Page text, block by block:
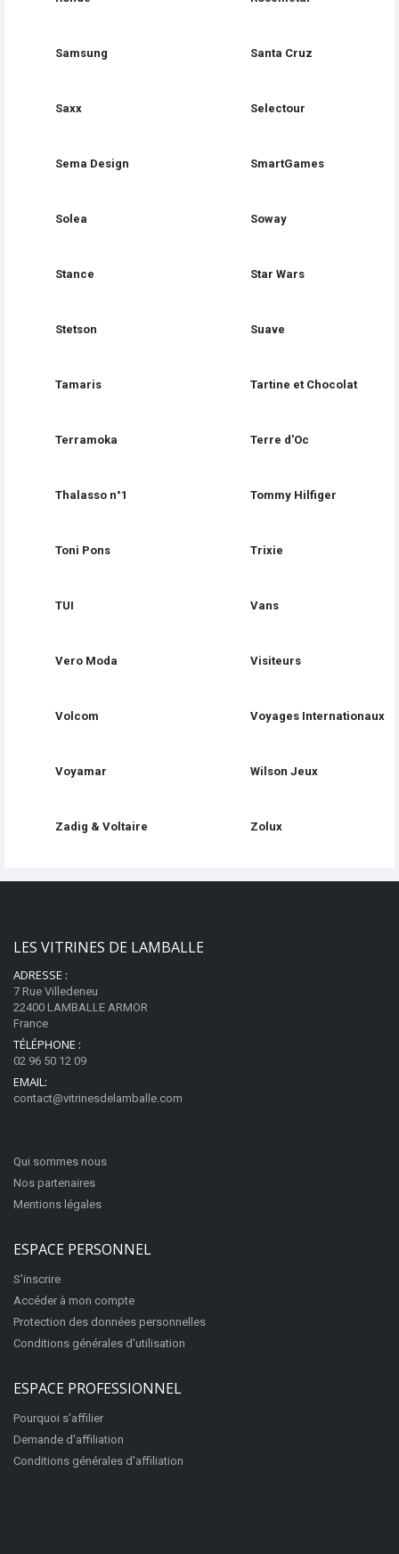
Samsung Santa Cruz
Saxx Selectour
Sema Design SmartGames
Solea Soway
Stance Star Wars
Stetson Suave
Tamaris Tartine et Chocolat
Terramoka Terre d'Oc
Thalasso n°1 Tommy Hilfiger
Toni Pons Trixie
TUI Vans
Vero Moda Visiteurs
Volcom Voyages Internationaux
Voyamar Wilson Jeux
Zadig & Voltaire Zolux
LES VITRINES DE LAMBALLE
ADRESSE :
7 Rue Villedeneu
22400 LAMBALLE ARMOR
France
TÉLÉPHONE :
02 96 50 12 09
EMAIL:
contact@vitrinesdelamballe.com
Qui sommes nous
Nos partenaires
Mentions légales
ESPACE PERSONNEL
S'inscrire
Accéder à mon compte
Protection des données personnelles
Conditions générales d'utilisation
ESPACE PROFESSIONNEL
Pourquoi s'affilier
Demande d'affiliation
Conditions générales d'affiliation